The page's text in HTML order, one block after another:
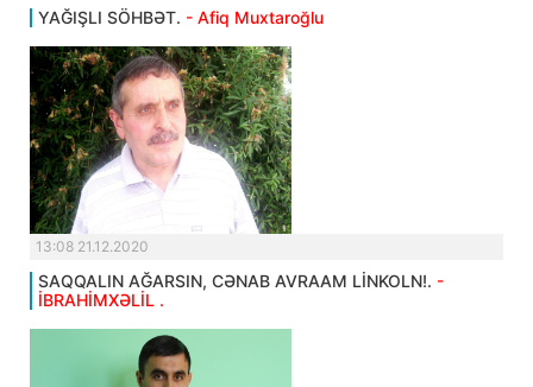
YAĞIŞLI SÖHBƏT. - Afiq Muxtaroğlu
13:08 21.12.2020
SAQQALIN AĞARSIN, CƏNAB AVRAAM LİNKOLN!. -
İBRAHİMXƏLİL .